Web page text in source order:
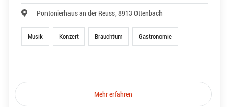
Pontonierhaus an der Reuss, 8913 Ottenbach
Musik Konzert Brauchtum Gastronomie
Mehr erfahren